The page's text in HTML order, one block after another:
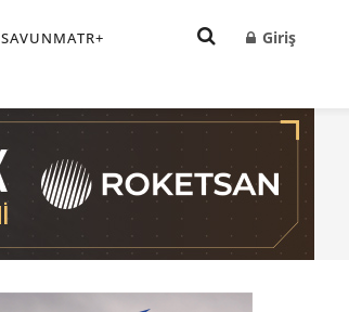
SAVUNMATR+ Giriş